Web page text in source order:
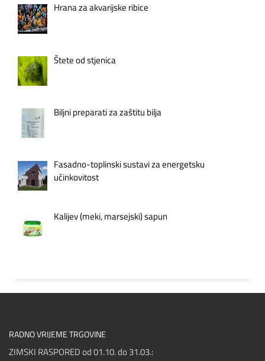
Hrana za akvarijske ribice
Štete od stjenica
Biljni preparati za zaštitu bilja
Fasadno-toplinski sustavi za energetsku
učinkovitost
Kalijev (meki, marsejski) sapun
RADNO VRIJEME TRGOVINE
ZIMSKI RASPORED od 01.10. do 31.03.: